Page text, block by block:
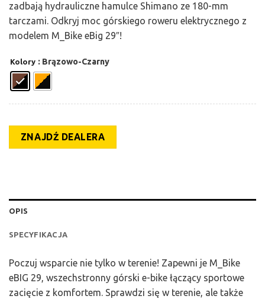
zadbają hydrauliczne hamulce Shimano ze 180-mm
tarczami. Odkryj moc górskiego roweru elektrycznego z
modelem M_Bike eBig 29″!
Kolory : Brązowo-Czarny
ZNAJDŹ DEALERA
OPIS
SPECYFIKACJA
Poczuj wsparcie nie tylko w terenie! Zapewni je M_Bike
eBIG 29, wszechstronny górski e-bike łączący sportowe
zacięcie z komfortem. Sprawdzi się w terenie, ale także